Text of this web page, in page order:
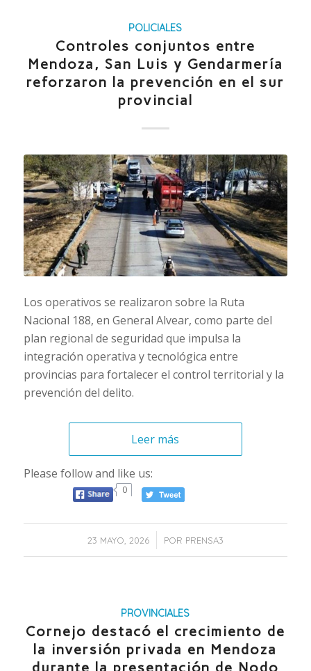
POLICIALES
Controles conjuntos entre
Mendoza, San Luis y Gendarmería
reforzaron la prevención en el sur
provincial
Los operativos se realizaron sobre la Ruta
Nacional 188, en General Alvear, como parte del
plan regional de seguridad que impulsa la
integración operativa y tecnológica entre
provincias para fortalecer el control territorial y la
prevención del delito.
Leer más
Please follow and like us:
0
23 MAYO, 2026
/ POR PRENSA3
PROVINCIALES
Cornejo destacó el crecimiento de
la inversión privada en Mendoza